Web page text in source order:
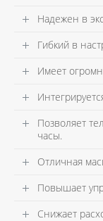
Надежен в
Гибкий в
Имеет
Позволяет
часы.
Отличная
Повышает
Снижает